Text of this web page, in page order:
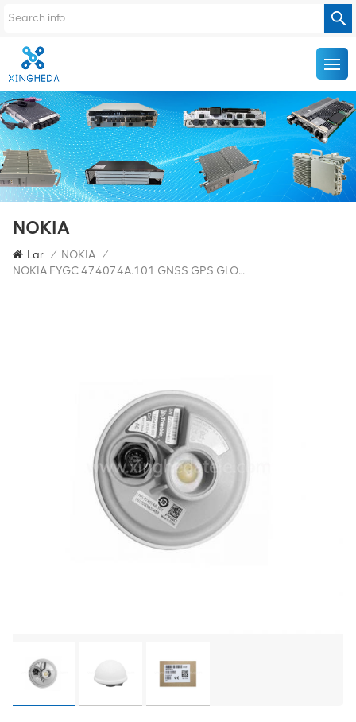
NOKIA
Lar / NOKIA /
NOKIA FYGC 474074A.101 GNSS GPS GLONASS RECEPTOR COM ANTENA Antena De Cabeça De Cogumelo